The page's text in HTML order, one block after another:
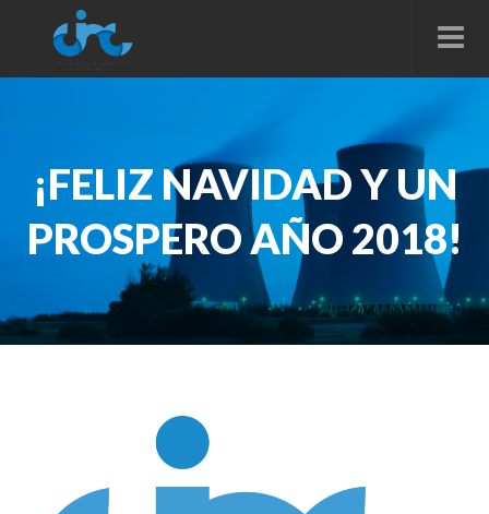
¡FELIZ NAVIDAD Y UN
PROSPERO AÑO 2018!